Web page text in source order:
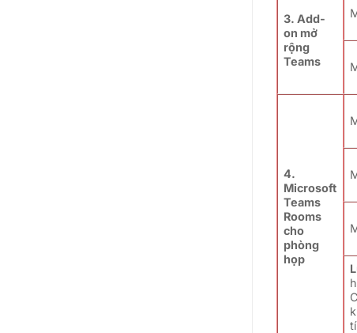
3. Add-
on mở
rộng
Teams
4.
Microsoft
Teams
Rooms
cho
phòng
họp